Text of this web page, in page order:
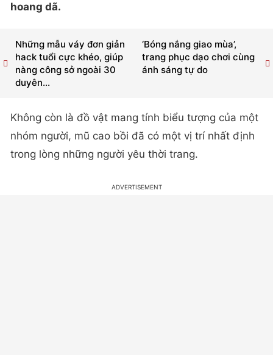
hoang dã.
‘Bóng nắng giao mùa’,
trang phục dạo chơi cùng
ánh sáng tự do
Những mẫu váy đơn giản
hack tuổi cực khéo, giúp
nàng công sở ngoài 30
duyên...
Không còn là đồ vật mang tính biểu tượng của một
nhóm người, mũ cao bồi đã có một vị trí nhất định
trong lòng những người yêu thời trang.